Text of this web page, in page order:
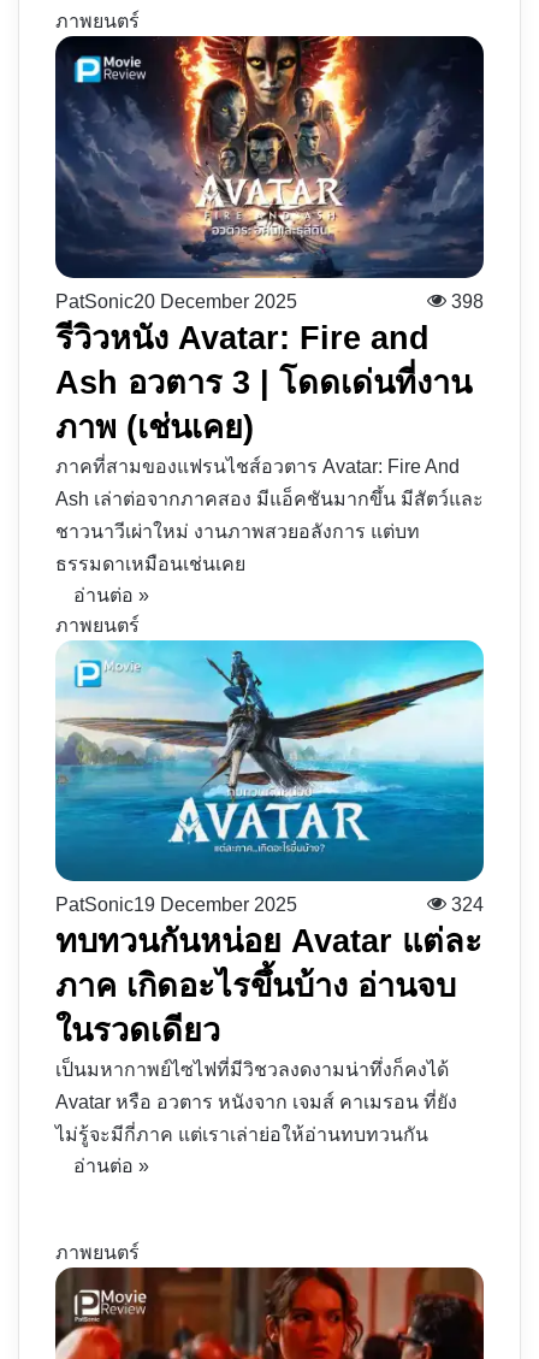
ภาพยนตร์
PatSonic20 December 2025 398
รีวิวหนัง Avatar: Fire and
Ash อวตาร 3 | โดดเด่นที่งาน
ภาพ​ (เช่นเคย)
ภาคที่สามของแฟรนไชส์อวตาร Avatar: Fire And
Ash เล่าต่อจากภาคสอง มีแอ็คชันมากขึ้น มีสัตว์และ
ชาวนาวีเผ่าใหม่ งานภาพสวยอลังการ แต่บท
ธรรมดาเหมือนเช่นเคย
อ่านต่อ »
ภาพยนตร์
PatSonic19 December 2025 324
ทบทวนกันหน่อย Avatar แต่ละ
ภาค เกิดอะไรขึ้นบ้าง อ่านจบ
ในรวดเดียว
เป็นมหากาพย์ไซไฟที่มีวิชวลงดงามน่าทึ่งก็คงได้
Avatar หรือ อวตาร หนังจาก เจมส์ คาเมรอน ที่ยัง
ไม่รู้จะมีกี่ภาค แต่เราเล่าย่อให้อ่านทบทวนกัน
อ่านต่อ »
ภาพยนตร์